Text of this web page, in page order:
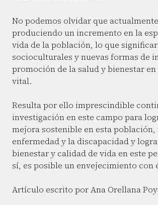
No podemos olvidar que
produciendo un incremento en la
vida de la población, lo que
socioculturales y nuevas formas de
promoción de la salud y bienestar en
vital.
Resulta por ello imprescindible
investigación en este campo para
mejora sostenible en esta
enfermedad y la discapacidad y
bienestar y calidad de vida en este
sí, es posible un envejecimiento con
Artículo escrito por Ana Orellana